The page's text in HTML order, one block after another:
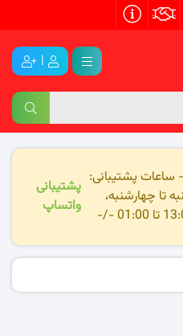
|
پشتیبانی:
تا چهارشنبه،
01:00 -/-
پشتیبانی
واتساپ